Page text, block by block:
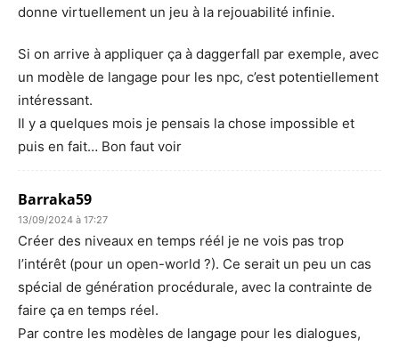
donne virtuellement un jeu à la rejouabilité infinie.
Si on arrive à appliquer ça à daggerfall par exemple, avec
un modèle de langage pour les npc, c’est potentiellement
intéressant.
Il y a quelques mois je pensais la chose impossible et
puis en fait… Bon faut voir
Barraka59
13/09/2024 à 17:27
Créer des niveaux en temps réél je ne vois pas trop
l’intérêt (pour un open-world ?). Ce serait un peu un cas
spécial de génération procédurale, avec la contrainte de
faire ça en temps réel.
Par contre les modèles de langage pour les dialogues,